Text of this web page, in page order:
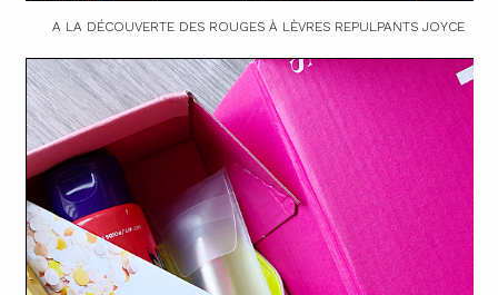
A LA DÉCOUVERTE DES ROUGES À LÈVRES REPULPANTS JOYCE